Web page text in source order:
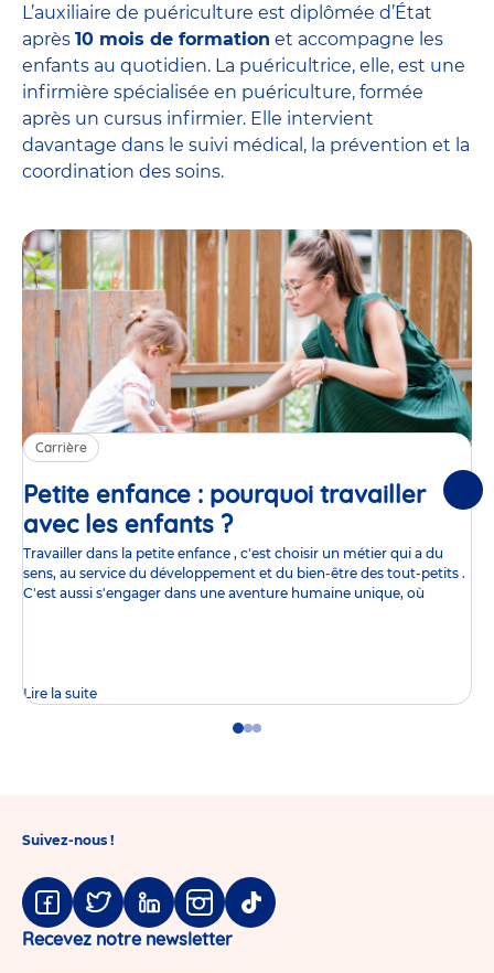
L’auxiliaire de puériculture est diplômée d’État
après 10 mois de formation et accompagne les
enfants au quotidien. La puéricultrice, elle, est une
infirmière spécialisée en puériculture, formée
après un cursus infirmier. Elle intervient
davantage dans le suivi médical, la prévention et la
coordination des soins.
Carrière
Petite enfance : pourquoi travailler
avec les enfants ?Article
Travailler dans la petite enfance , c'est choisir un métier qui a du
sens, au service du développement et du bien-être des tout-petits .
C'est aussi s'engager dans une aventure humaine unique, où
Lire la suite
GoGoGo
Suivez-nous !
Facebook
TwitterLinkedinInstagram
Tiktok
Recevez notre newsletter